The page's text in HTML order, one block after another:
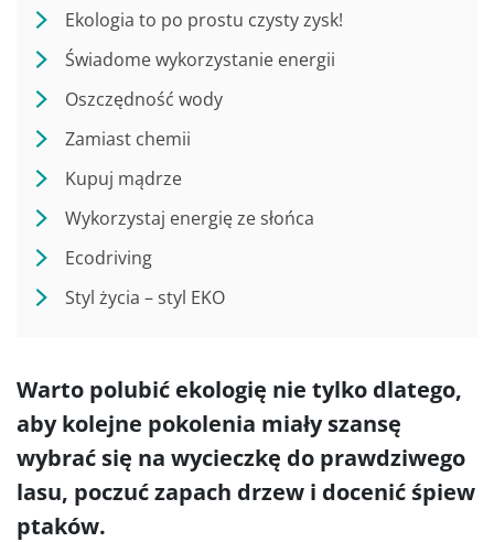
Ekologia to po prostu czysty zysk!
Świadome wykorzystanie energii
Oszczędność wody
Zamiast chemii
Kupuj mądrze
Wykorzystaj energię ze słońca
Ecodriving
Styl życia – styl EKO
Warto polubić ekologię nie tylko dlatego,
aby kolejne pokolenia miały szansę
wybrać się na wycieczkę do prawdziwego
lasu, poczuć zapach drzew i docenić śpiew
ptaków.